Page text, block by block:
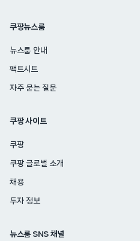
쿠팡뉴스룸
뉴스룸 안내
팩트시트
자주 묻는 질문
쿠팡 사이트
쿠팡
쿠팡 글로벌 소개
채용
투자 정보
뉴스룸 SNS 채널